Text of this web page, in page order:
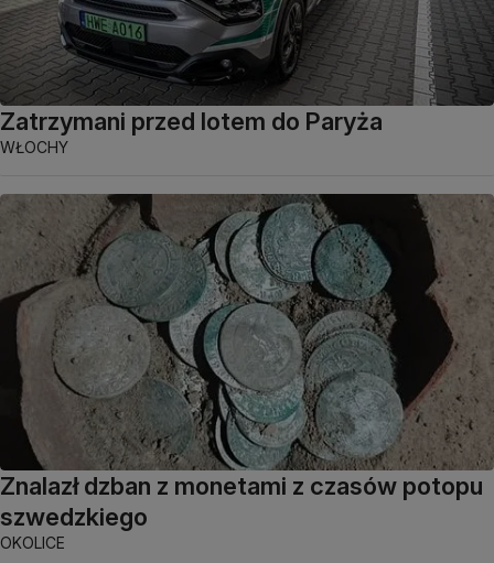
Zatrzymani przed lotem do Paryża
WŁOCHY
Znalazł dzban z monetami z czasów potopu
szwedzkiego
OKOLICE